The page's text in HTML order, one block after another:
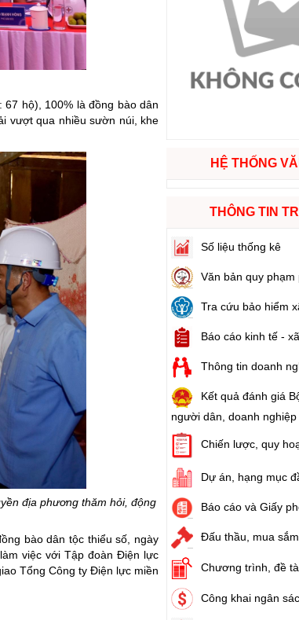
bền vững
quyết của Đảng vào cuộc sống
đại biểu Quốc hội khóa XVI và đại biểu Hội đồng nhân dân
hạnh phúc bền vững
biên giới
Nam ưu tiên dùng hàng Việt Nam
ảnh
mục khác
hộ), 100% là đồng bào dân
vượt qua nhiều sườn núi, khe
địa phương thăm hỏi, động
bào dân tộc thiểu số, ngày
việc với Tập đoàn Điện lực
Tổng Công ty Điện lực miền
HỆ THỐNG
THÔNG TIN
Số liệu thống kê
Văn bản quy phạm
Tra cứu bảo hiểm
Báo cáo kinh tế -
Thông tin doanh
Kết quả đánh giá
người dân, doanh nghiệp
Chiến lược, quy
Dự án, hạng mục
Báo cáo và Giấy
Đấu thầu, mua
Chương trình, đề
Công khai ngân